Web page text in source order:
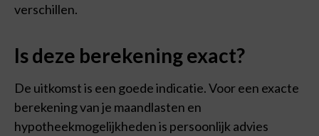
verschillen.
Is deze berekening exact?
De uitkomst is een goede indicatie. Voor een exacte
berekening van je maandlasten en
hypotheekmogelijkheden is persoonlijk advies